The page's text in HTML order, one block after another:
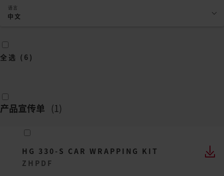
语言
中文
全选 ( 6 )
产品宣传单 (1)
HG 330-S CAR WRAPPING KIT
ZH PDF